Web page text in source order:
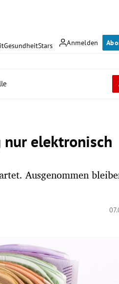
Anmelden
GesundheitStars
elektronisch
Ausgenommen